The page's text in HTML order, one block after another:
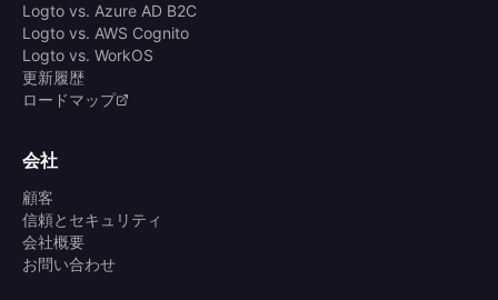
Logto vs. Azure AD B2C
Logto vs. AWS Cognito
Logto vs. WorkOS
更新履歴
ロードマップ
会社
顧客
信頼とセキュリティ
会社概要
お問い合わせ